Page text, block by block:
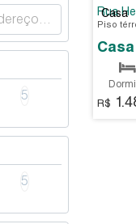
5
5
Casa
R$
Rua